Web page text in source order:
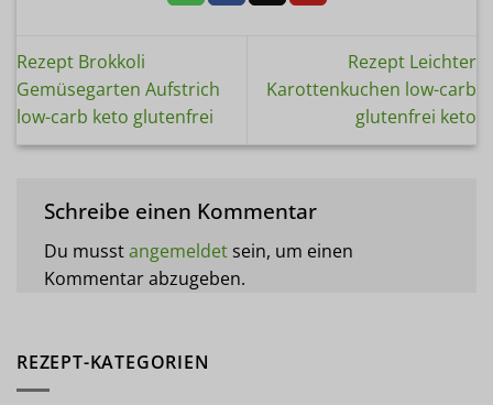
Rezept Brokkoli
Gemüsegarten Aufstrich
low-carb keto glutenfrei
Rezept Leichter
Karottenkuchen low-carb
glutenfrei keto
Schreibe einen Kommentar
Du musstangemeldetsein, um einen
Kommentar abzugeben.
REZEPT-KATEGORIEN